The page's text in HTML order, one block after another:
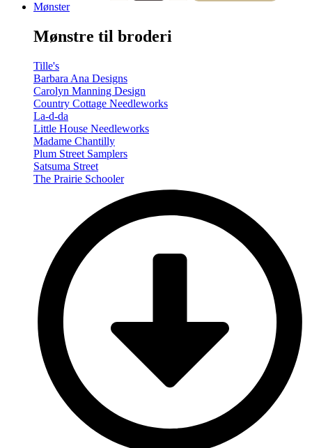
Seasons
(Volume
Mønster
Mønstre til broderi
Tille's
Barbara Ana Designs
Carolyn Manning Design
Country Cottage Needleworks
La-d-da
Little House Needleworks
Madame Chantilly
Plum Street Samplers
Satsuma Street
The Prairie Schooler